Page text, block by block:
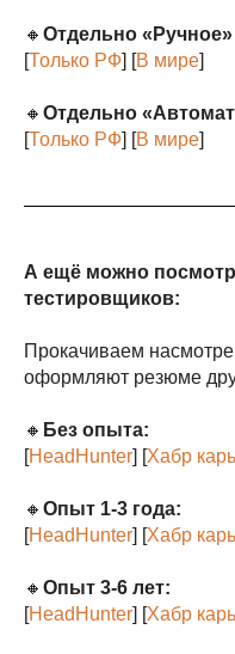
🔸 Отдельно
[Только РФ] [В мире]
🔸 Отдельно
[Только РФ] [В мире]
А ещё можно
тестировщиков:
Прокачиваем
оформляют резюме
🔸 Без опыта:
[HeadHunter] [Хабр
🔸 Опыт 1-3 года:
[HeadHunter] [Хабр
🔸 Опыт 3-6 лет:
[HeadHunter] [Хабр